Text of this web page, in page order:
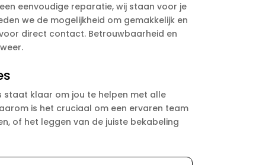
eenvoudige reparatie, wij staan voor je
we de mogelijkheid om gemakkelijk en
direct contact. Betrouwbaarheid en
staat klaar om jou te helpen met alle
is het cruciaal om een ervaren team
of het leggen van de juiste bekabeling